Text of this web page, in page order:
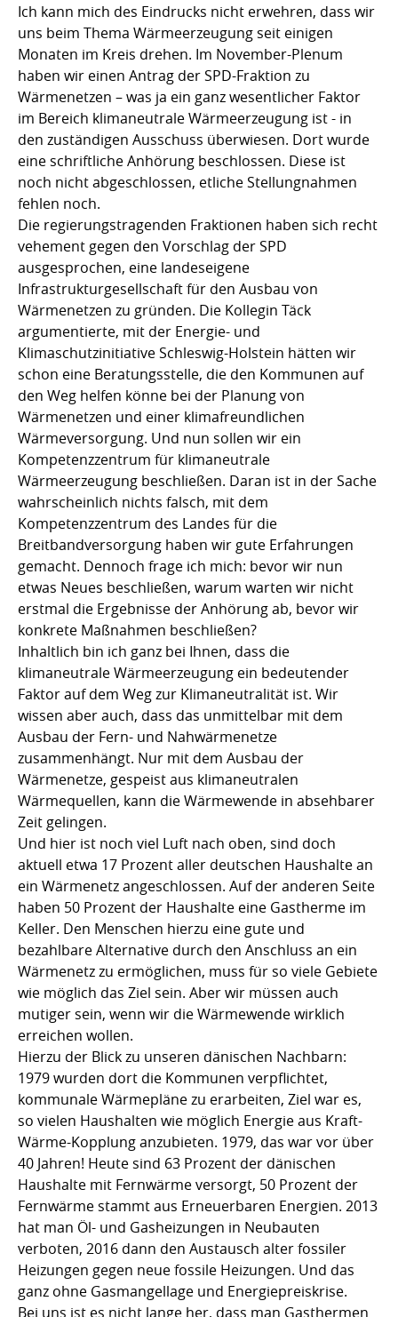
Ich kann mich des Eindrucks nicht erwehren, dass wir
uns beim Thema Wärmeerzeugung seit einigen
Monaten im Kreis drehen. Im November-Plenum
haben wir einen Antrag der SPD-Fraktion zu
Wärmenetzen – was ja ein ganz wesentlicher Faktor
im Bereich klimaneutrale Wärmeerzeugung ist - in
den zuständigen Ausschuss überwiesen. Dort wurde
eine schriftliche Anhörung beschlossen. Diese ist
noch nicht abgeschlossen, etliche Stellungnahmen
fehlen noch.
Die regierungstragenden Fraktionen haben sich recht
vehement gegen den Vorschlag der SPD
ausgesprochen, eine landeseigene
Infrastrukturgesellschaft für den Ausbau von
Wärmenetzen zu gründen. Die Kollegin Täck
argumentierte, mit der Energie- und
Klimaschutzinitiative Schleswig-Holstein hätten wir
schon eine Beratungsstelle, die den Kommunen auf
den Weg helfen könne bei der Planung von
Wärmenetzen und einer klimafreundlichen
Wärmeversorgung. Und nun sollen wir ein
Kompetenzzentrum für klimaneutrale
Wärmeerzeugung beschließen. Daran ist in der Sache
wahrscheinlich nichts falsch, mit dem
Kompetenzzentrum des Landes für die
Breitbandversorgung haben wir gute Erfahrungen
gemacht. Dennoch frage ich mich: bevor wir nun
etwas Neues beschließen, warum warten wir nicht
erstmal die Ergebnisse der Anhörung ab, bevor wir
konkrete Maßnahmen beschließen?
Inhaltlich bin ich ganz bei Ihnen, dass die
klimaneutrale Wärmeerzeugung ein bedeutender
Faktor auf dem Weg zur Klimaneutralität ist. Wir
wissen aber auch, dass das unmittelbar mit dem
Ausbau der Fern- und Nahwärmenetze
zusammenhängt. Nur mit dem Ausbau der
Wärmenetze, gespeist aus klimaneutralen
Wärmequellen, kann die Wärmewende in absehbarer
Zeit gelingen.
Und hier ist noch viel Luft nach oben, sind doch
aktuell etwa 17 Prozent aller deutschen Haushalte an
ein Wärmenetz angeschlossen. Auf der anderen Seite
haben 50 Prozent der Haushalte eine Gastherme im
Keller. Den Menschen hierzu eine gute und
bezahlbare Alternative durch den Anschluss an ein
Wärmenetz zu ermöglichen, muss für so viele Gebiete
wie möglich das Ziel sein. Aber wir müssen auch
mutiger sein, wenn wir die Wärmewende wirklich
erreichen wollen.
Hierzu der Blick zu unseren dänischen Nachbarn:
1979 wurden dort die Kommunen verpflichtet,
kommunale Wärmepläne zu erarbeiten, Ziel war es,
so vielen Haushalten wie möglich Energie aus Kraft-
Wärme-Kopplung anzubieten. 1979, das war vor über
40 Jahren! Heute sind 63 Prozent der dänischen
Haushalte mit Fernwärme versorgt, 50 Prozent der
Fernwärme stammt aus Erneuerbaren Energien. 2013
hat man Öl- und Gasheizungen in Neubauten
verboten, 2016 dann den Austausch alter fossiler
Heizungen gegen neue fossile Heizungen. Und das
ganz ohne Gasmangellage und Energiepreiskrise.
Bei uns ist es nicht lange her, dass man Gasthermen